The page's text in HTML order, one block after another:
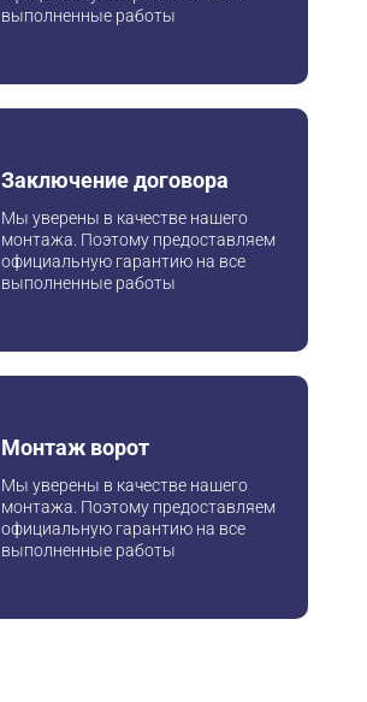
выполненные работы
Заключение договора
Мы уверены в качестве нашего
монтажа. Поэтому предоставляем
официальную гарантию на все
выполненные работы
Монтаж ворот
Мы уверены в качестве нашего
монтажа. Поэтому предоставляем
официальную гарантию на все
выполненные работы